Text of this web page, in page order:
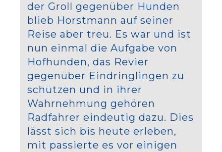
der Groll gegenüber Hunden
blieb Horstmann auf seiner
Reise aber treu. Es war und ist
nun einmal die Aufgabe von
Hofhunden, das Revier
gegenüber Eindringlingen zu
schützen und in ihrer
Wahrnehmung gehören
Radfahrer eindeutig dazu. Dies
lässt sich bis heute erleben,
mit passierte es vor einigen